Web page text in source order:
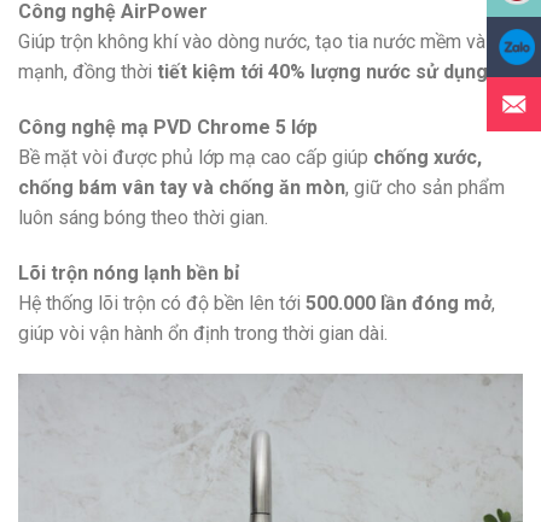
Công nghệ AirPower
Giúp trộn không khí vào dòng nước, tạo tia nước mềm và
mạnh, đồng thời tiết kiệm tới 40% lượng nước sử dụng.
Công nghệ mạ PVD Chrome 5 lớp
Bề mặt vòi được phủ lớp mạ cao cấp giúp chống xước,
chống bám vân tay và chống ăn mòn, giữ cho sản phẩm
luôn sáng bóng theo thời gian.
Lõi trộn nóng lạnh bền bỉ
Hệ thống lõi trộn có độ bền lên tới 500.000 lần đóng mở,
giúp vòi vận hành ổn định trong thời gian dài.